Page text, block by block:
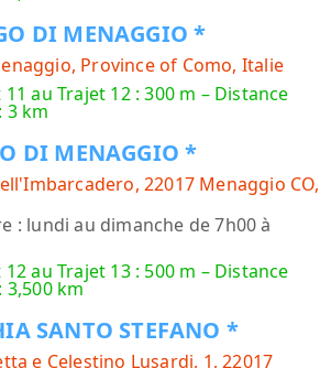
DI MENAGGIO *
Province of Como, Italie
au Trajet 12 : 300 m – Distance
3 km
DI MENAGGIO *
22017 Menaggio CO,
: lundi au dimanche de 7h00 à
au Trajet 13 : 500 m – Distance
3,500 km
SANTO STEFANO *
e Celestino Lusardi, 1, 22017